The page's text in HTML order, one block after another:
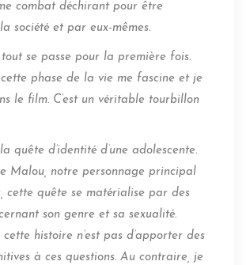
combat déchirant pour être
société et par eux-mêmes.
se passe pour la première fois.
cette phase de la vie me fascine et je
le film. C’est un véritable tourbillon
quête d’identité d’une adolescente.
Malou, notre personnage principal
cette quête se matérialise par des
son genre et sa sexualité.
cette histoire n’est pas d’apporter des
à ces questions. Au contraire, je